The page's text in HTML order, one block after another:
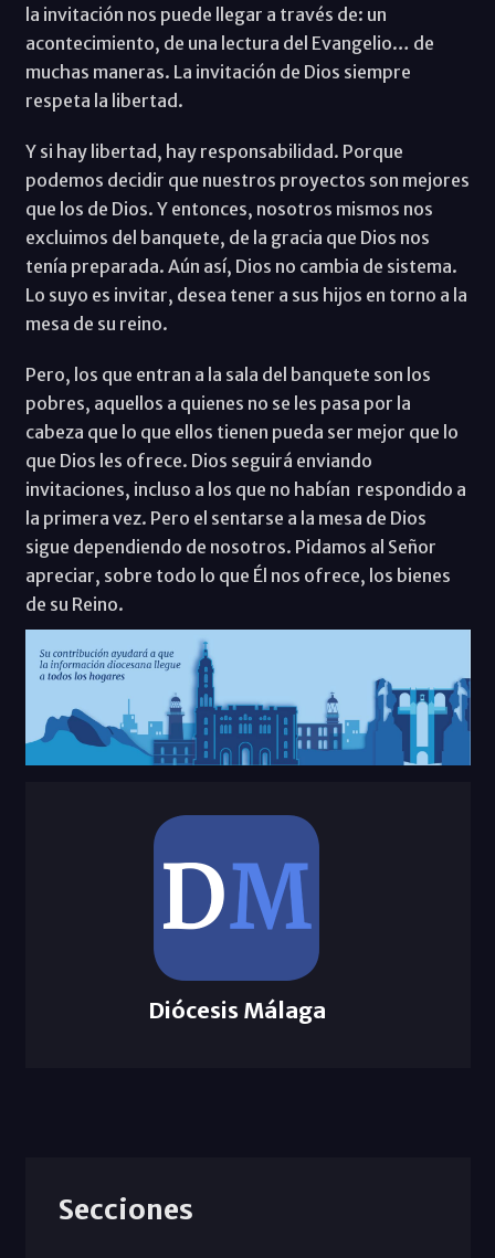
la invitación nos puede llegar a través de: un
acontecimiento, de una lectura del Evangelio… de
muchas maneras. La invitación de Dios siempre
respeta la libertad.
Y si hay libertad, hay responsabilidad. Porque
podemos decidir que nuestros proyectos son mejores
que los de Dios. Y entonces, nosotros mismos nos
excluimos del banquete, de la gracia que Dios nos
tenía preparada. Aún así, Dios no cambia de sistema.
Lo suyo es invitar, desea tener a sus hijos en torno a la
mesa de su reino.
Pero, los que entran a la sala del banquete son los
pobres, aquellos a quienes no se les pasa por la
cabeza que lo que ellos tienen pueda ser mejor que lo
que Dios les ofrece. Dios seguirá enviando
invitaciones, incluso a los que no habían respondido a
la primera vez. Pero el sentarse a la mesa de Dios
sigue dependiendo de nosotros. Pidamos al Señor
apreciar, sobre todo lo que Él nos ofrece, los bienes
de su Reino.
Diócesis Málaga
Secciones